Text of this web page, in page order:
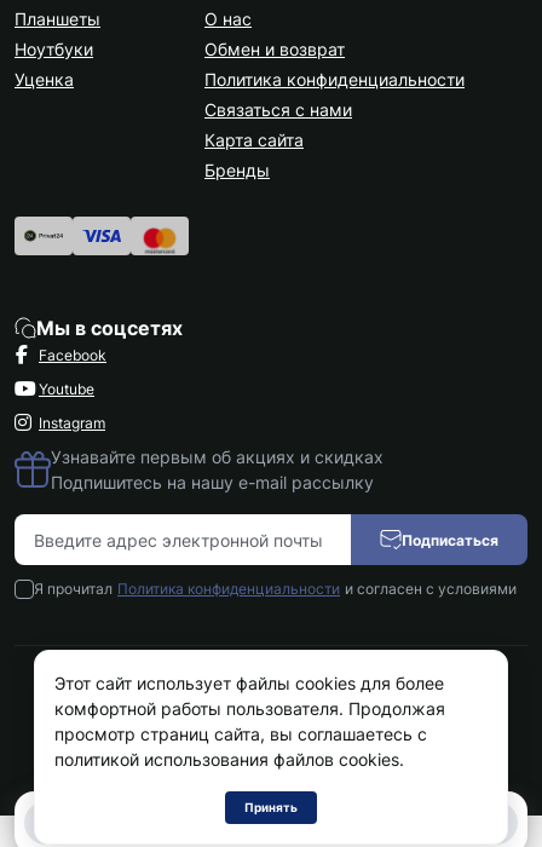
0
Планшеты
Ноутбуки
Уценка
О нас
Обмен и возврат
Политика конфиденциальности
Связаться с нами
Карта сайта
Бренды
Мы в соцсетях
Facebook
Youtube
Instagram
Узнавайте первым об акциях и скидках
Подпишитесь на нашу e-mail рассылку
Подписаться
Я прочитал Политика конфиденциальности и согласен с условиями
Kokos.com.ua © 2026
Этот сайт использует файлы cookies для более
комфортной работы пользователя. Продолжая
просмотр страниц сайта, вы соглашаетесь с
политикой использования файлов cookies.
Принять